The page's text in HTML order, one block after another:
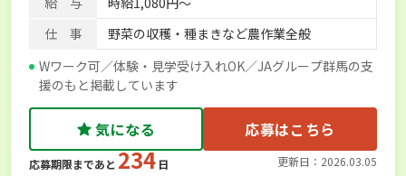
仕 事
野菜の収穫・種まきなど農作業全般
Wワーク可／体験・見学受け入れOK／JAグループ群馬の支
援のもと掲載しています
気になる 応募はこちら
応募期限まであと 234 日 更新日：2026.03.05